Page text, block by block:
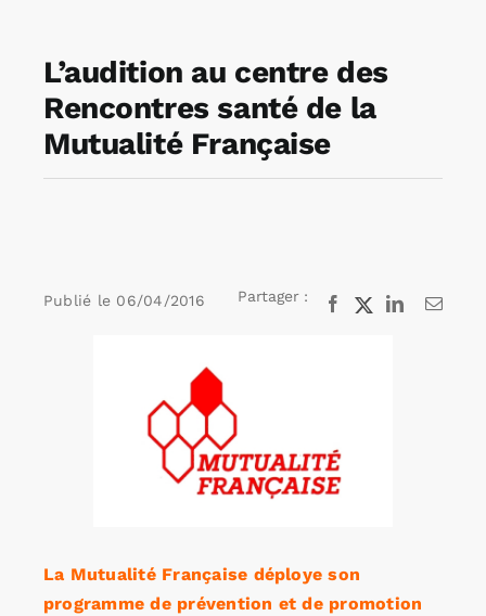
Agenda
L’audition au centre des
Rencontres santé de la
Mutualité Française
Publié le 06/04/2016 Partager : Facebook
X LinkedInEmail
La Mutualité Française déploye son
programme de prévention et de promotion